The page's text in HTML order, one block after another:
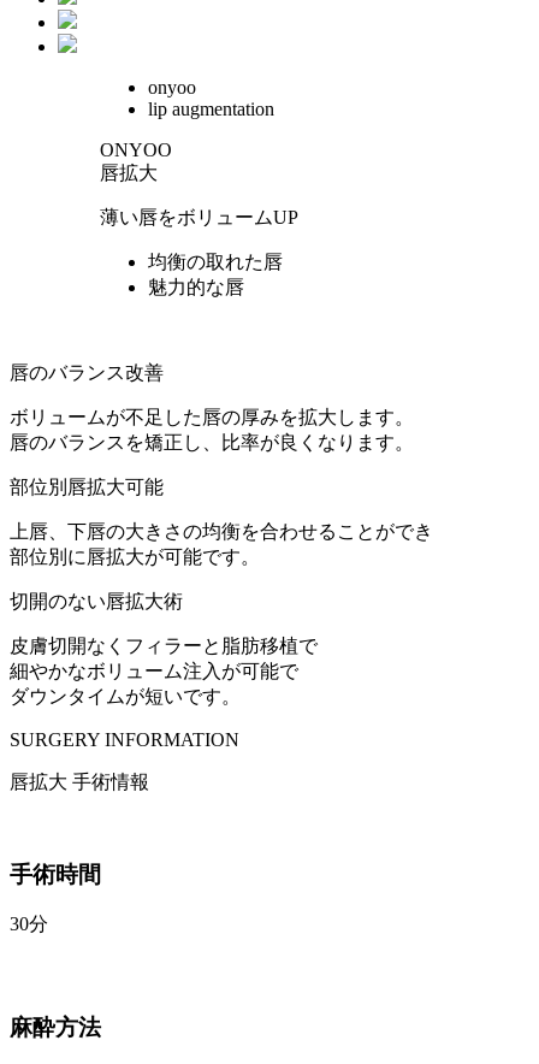
onyoo
lip augmentation
ONYOO
唇拡大
薄い唇をボリュームUP
均衡の取れた唇
魅力的な唇
唇のバランス改善
ボリュームが不足した唇の厚みを拡大します。
唇のバランスを矯正し、比率が良くなります。
部位別唇拡大可能
上唇、下唇の大きさの均衡を合わせることができ
部位別に唇拡大が可能です。
切開のない唇拡大術
皮膚切開なくフィラーと脂肪移植で
細やかなボリューム注入が可能で
ダウンタイムが短いです。
SURGERY INFORMATION
唇拡大 手術情報
手術時間
30分
麻酔方法